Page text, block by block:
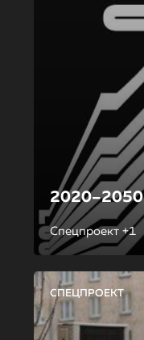
2020–2050
Спецпроект +1
СПЕЦПРОЕКТ